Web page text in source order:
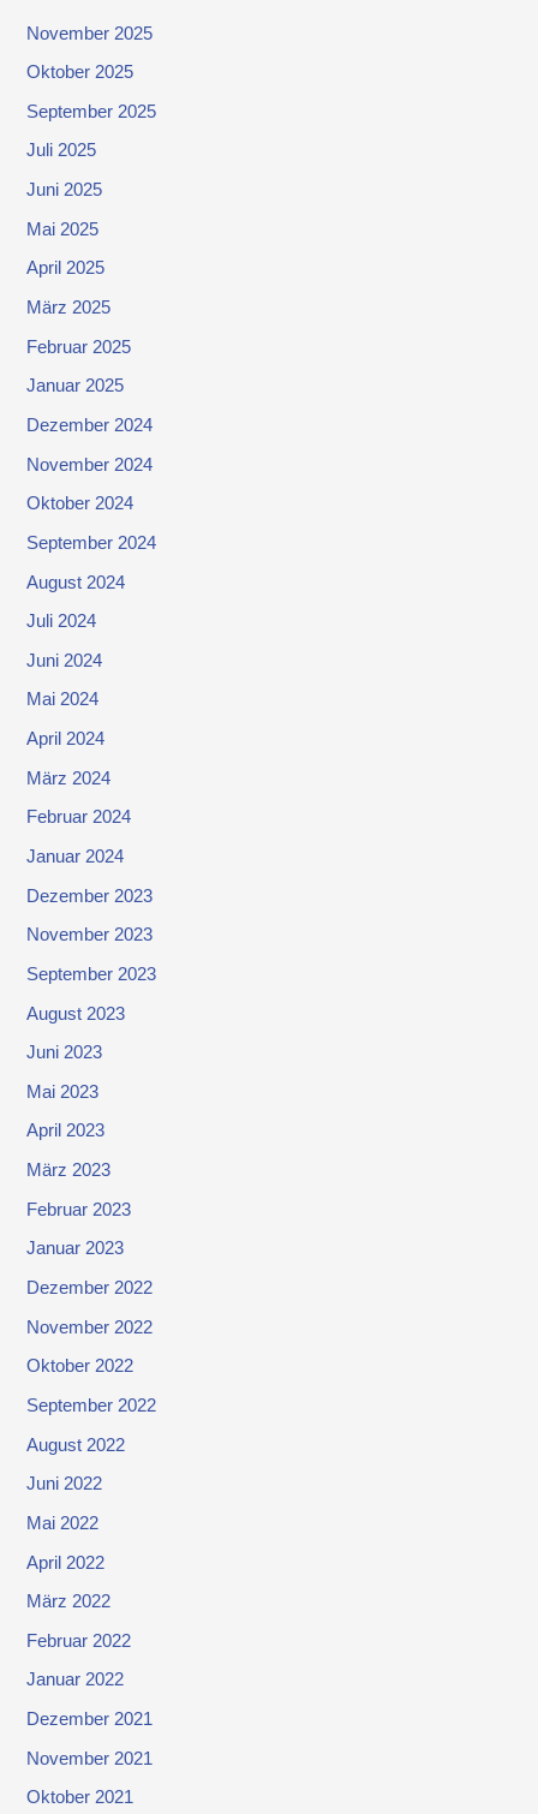
November 2025
Oktober 2025
September 2025
Juli 2025
Juni 2025
Mai 2025
April 2025
März 2025
Februar 2025
Januar 2025
Dezember 2024
November 2024
Oktober 2024
September 2024
August 2024
Juli 2024
Juni 2024
Mai 2024
April 2024
März 2024
Februar 2024
Januar 2024
Dezember 2023
November 2023
September 2023
August 2023
Juni 2023
Mai 2023
April 2023
März 2023
Februar 2023
Januar 2023
Dezember 2022
November 2022
Oktober 2022
September 2022
August 2022
Juni 2022
Mai 2022
April 2022
März 2022
Februar 2022
Januar 2022
Dezember 2021
November 2021
Oktober 2021